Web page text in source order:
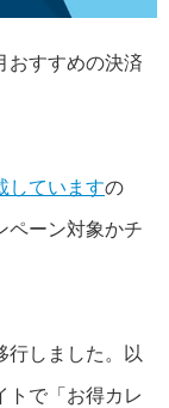
おすすめの決済
していますの
ペーン対象かチ
行しました。以
トで「お得カレ